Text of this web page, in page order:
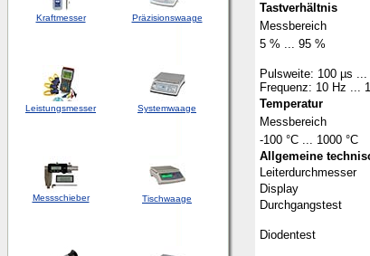
Kraftmesser Präzisionswaage
Leistungsmesser Systemwaage
Messschieber Tischwaage
Tastverhältnis
Messbereich
5 % ... 95 %
Pulsweite: 100 µs ...
Frequenz: 10 Hz ...
Temperatur
Messbereich
-100 °C ... 1000 °C
Allgemeine
Leiterdurchmesser
Display
Durchgangstest
Diodentest